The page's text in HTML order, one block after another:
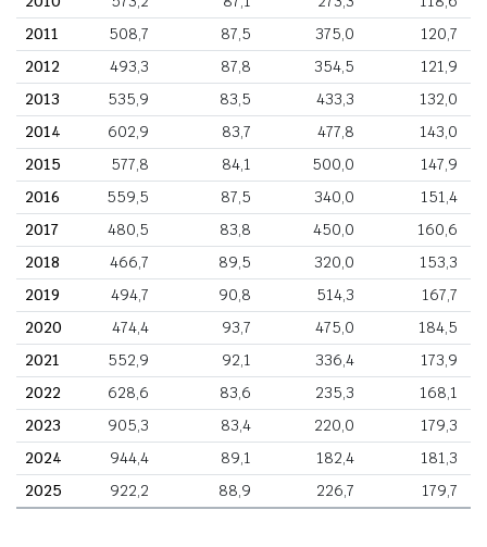
2011
508,7 87,5 375,0
120,7
2012
493,3 87,8 354,5
121,9
2013
535,9 83,5 433,3
132,0
2014
602,9 83,7 477,8
143,0
2015
577,8 84,1 500,0
147,9
2016
559,5 87,5 340,0
151,4
2017
480,5 83,8 450,0
160,6
2018
466,7 89,5 320,0
153,3
2019
494,7 90,8 514,3
167,7
2020
474,4 93,7 475,0
184,5
2021
552,9 92,1 336,4
173,9
2022
628,6 83,6 235,3
168,1
2023
905,3 83,4 220,0
179,3
2024
944,4 89,1 182,4
181,3
2025
922,2 88,9 226,7 179,7